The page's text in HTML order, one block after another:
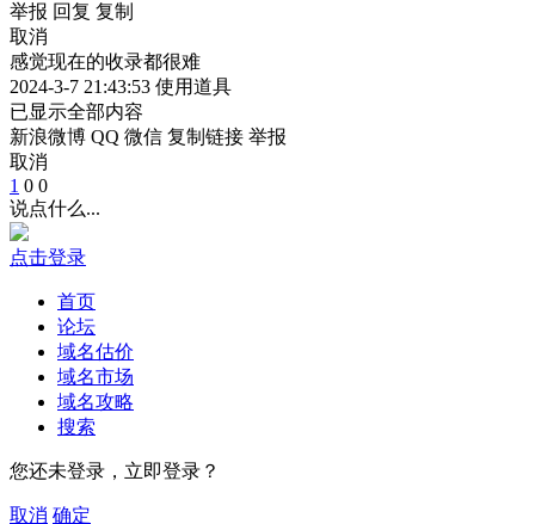
举报 回复 复制
取消
感觉现在的收录都很难
2024-3-7 21:43:53 使用道具
已显示全部内容
新浪微博 QQ 微信 复制链接 举报
取消
1 0 0
说点什么...
点击登录
首页
论坛
域名估价
域名市场
域名攻略
搜索
您还未登录，立即登录？
取消 确定